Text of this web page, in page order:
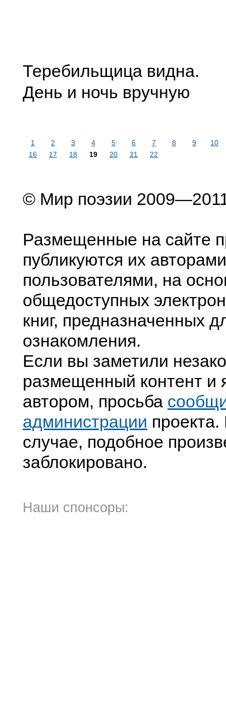
Теребильщица видна.
День и ночь вручную
1 2 3 4 5 6 7 8 9
10
16
17 18 19 20 21 22
© Мир поэзии
Размещенные на сайте
публикуются их
пользователями, на
общедоступных
книг, предназначенных
ознакомления.
Если вы заметили
размещенный контент и
автором, просьба
администрации
случае, подобное
заблокировано.
Наши спонсоры: